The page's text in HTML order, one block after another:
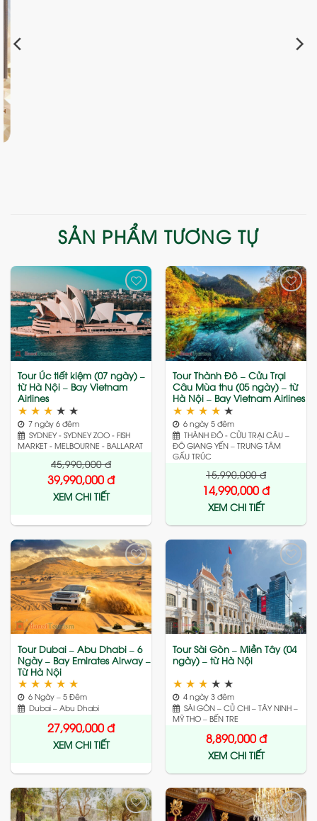
SẢN PHẨM TƯƠNG TỰ
Add
to
wishlist
Tour Úc tiết kiệm (07 ngày) –
từ Hà Nội – Bay Vietnam
Airlines
★ ★ ★ ★ ★
7 ngày 6 đêm
SYDNEY - SYDNEY ZOO - FISH
MARKET - MELBOURNE - BALLARAT
45,990,000đ
39,990,000đ
XEM CHI TIẾT
Add
to
wishlist
Tour Thành Đô – Cửu Trại
Câu Mùa thu (05 ngày) – từ
Hà Nội – Bay Vietnam Airlines
★ ★ ★ ★ ★
6 ngày 5 đêm
THÀNH ĐÔ - CỬU TRẠI CÂU –
ĐÔ GIANG YẾN – TRUNG TÂM
GẤU TRÚC
15,990,000đ
14,990,000đ
XEM CHI TIẾT
Add
to
wishlist
Tour Dubai – Abu Dhabi – 6
Ngày – Bay Emirates Airway –
Từ Hà Nội
★ ★ ★ ★ ★
6 Ngày – 5 Đêm
Dubai – Abu Dhabi
27,990,000đ
XEM CHI TIẾT
Add
to
wishlist
Tour Sài Gòn – Miền Tây (04
ngày) – từ Hà Nội
★ ★ ★ ★ ★
4 ngày 3 đêm
SÀI GÒN – CỦ CHI – TÂY NINH –
MỸ THO – BẾN TRE
8,890,000đ
XEM CHI TIẾT